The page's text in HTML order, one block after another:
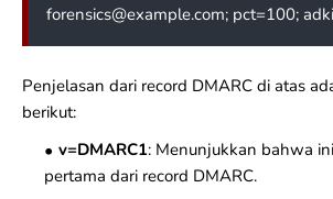
forensics@example.com; pct=100;
Penjelasan dari record DMARC di atas
berikut:
v=DMARC1: Menunjukkan bahwa
pertama dari record DMARC.